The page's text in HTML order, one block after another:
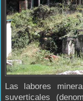
Las labores
suverticales